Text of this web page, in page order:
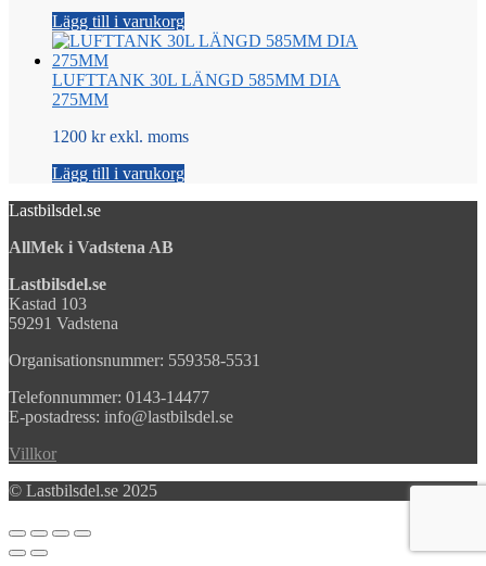
Lägg till i varukorg
LUFTTANK 30L LÄNGD 585MM DIA
275MM
1200 kr exkl. moms
Lägg till i varukorg
Lastbilsdel.se
AllMek i Vadstena AB
Lastbilsdel.se
Kastad 103
59291 Vadstena
Organisationsnummer: 559358-5531
Telefonnummer: 0143-14477
E-postadress: info@lastbilsdel.se
Villkor
© Lastbilsdel.se 2025